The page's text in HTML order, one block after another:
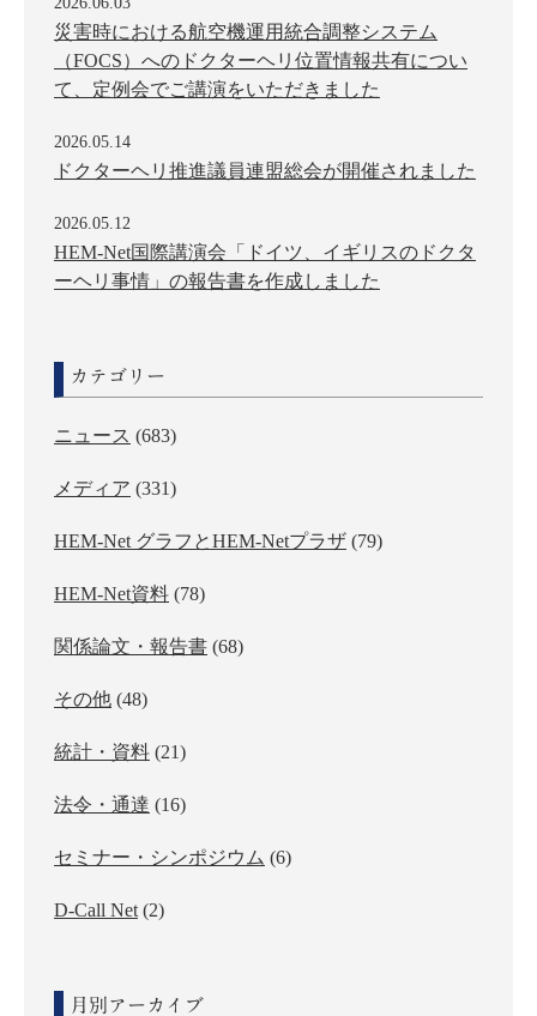
災害時における航空機運用統合調整システム
（FOCS）へのドクターヘリ位置情報共有につい
て、定例会でご講演をいただきました
2026.05.14
ドクターヘリ推進議員連盟総会が開催されました
2026.05.12
HEM-Net国際講演会「ドイツ、イギリスのドクタ
ーヘリ事情」の報告書を作成しました
カテゴリー
ニュース (683)
メディア (331)
HEM-Net グラフとHEM-Netプラザ (79)
HEM-Net資料 (78)
関係論文・報告書 (68)
その他 (48)
統計・資料 (21)
法令・通達 (16)
セミナー・シンポジウム (6)
D-Call Net (2)
月別アーカイブ